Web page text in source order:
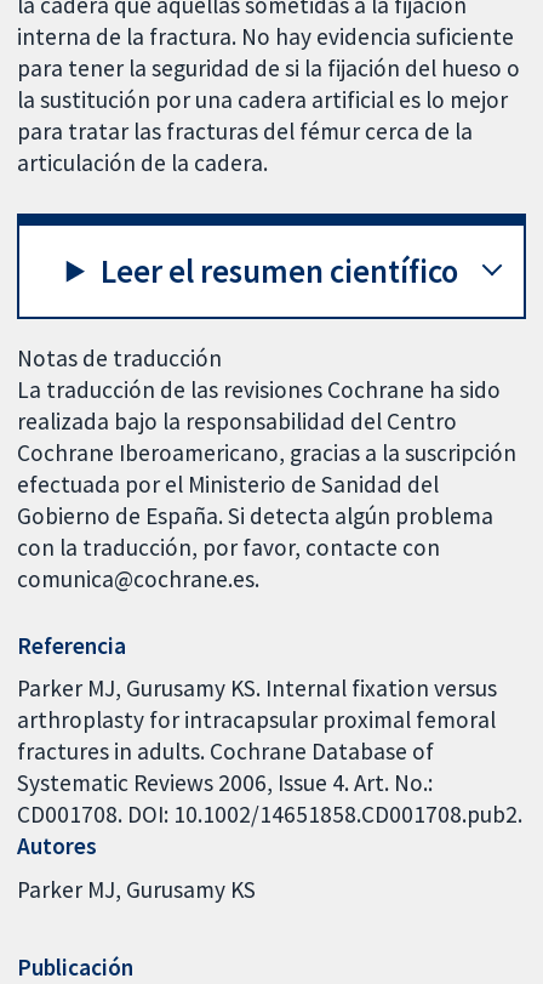
interna de la fractura. No hay evidencia suficiente
para tener la seguridad de si la fijación del hueso o
la sustitución por una cadera artificial es lo mejor
para tratar las fracturas del fémur cerca de la
articulación de la cadera.
Leer el resumen científico
Notas de traducción
La traducción de las revisiones Cochrane ha sido
realizada bajo la responsabilidad del Centro
Cochrane Iberoamericano, gracias a la suscripción
efectuada por el Ministerio de Sanidad del
Gobierno de España. Si detecta algún problema
con la traducción, por favor, contacte con
comunica@cochrane.es.
Referencia
Parker MJ, Gurusamy KS. Internal fixation versus
arthroplasty for intracapsular proximal femoral
fractures in adults. Cochrane Database of
Systematic Reviews 2006, Issue 4. Art. No.:
CD001708. DOI: 10.1002/14651858.CD001708.pub2.
Autores
Parker MJ Gurusamy KS
Publicación